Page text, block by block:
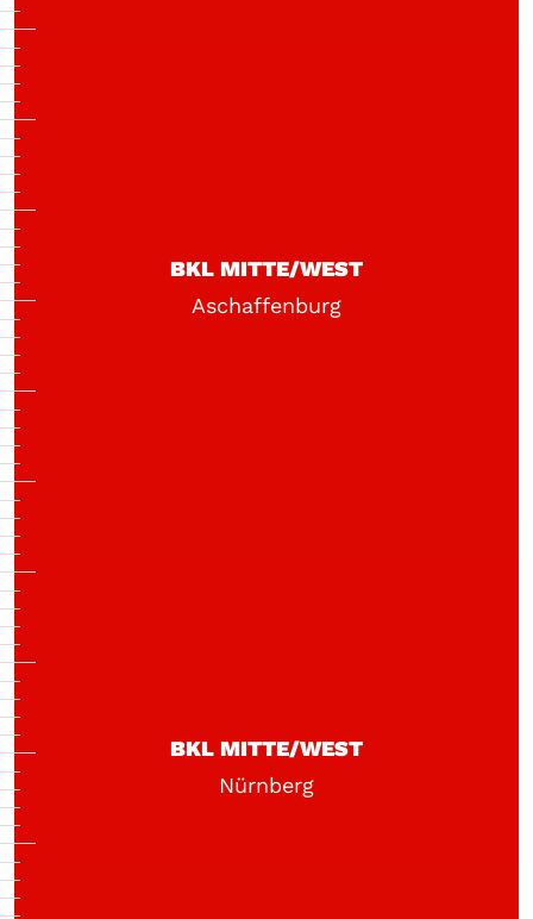
BKL MITTE/WEST
Aschaffenburg
BKL MITTE/WEST
Nürnberg